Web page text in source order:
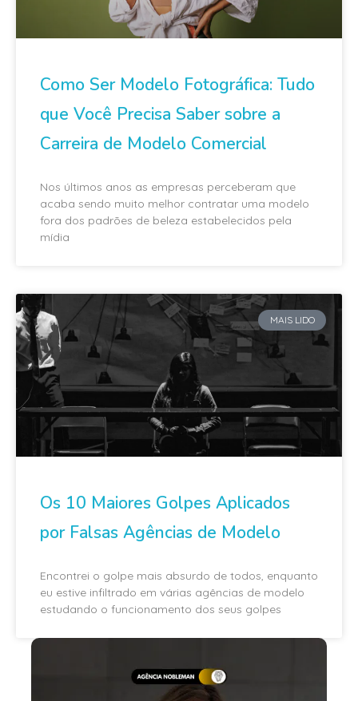
Como Ser Modelo Fotográfica: Tudo
que Você Precisa Saber sobre a
Carreira de Modelo Comercial
Nos últimos anos as empresas perceberam que
acaba sendo muito melhor contratar uma modelo
fora dos padrões de beleza estabelecidos pela
mídia
MAIS LIDO
Os 10 Maiores Golpes Aplicados
por Falsas Agências de Modelo
Encontrei o golpe mais absurdo de todos, enquanto
eu estive infiltrado em várias agências de modelo
estudando o funcionamento dos seus golpes